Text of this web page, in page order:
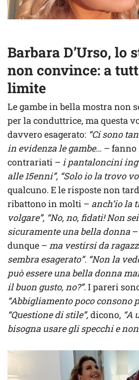
Barbara D’Urso, lo
non convince: a
limite
Le gambe in bella mostra non
per la conduttrice, ma questa
davvero esagerato: “Ci sono
in evidenza le gambe… –
contrariati – i pantaloncini
alle 15enni”, “Solo io la trovo
qualcuno. E le risposte non
ribattono in molti – anch’io la
volgare”, “No, no, fidati! Non
sicuramente una bella donna
dunque – ma vestirsi da
sembra esagerato”. “Non la
può essere una bella donna
il buon gusto, no?”.I pareri
“Abbigliamento poco consono
“Questione di stile”,dicono, “A
bisogna usare gli specchi e